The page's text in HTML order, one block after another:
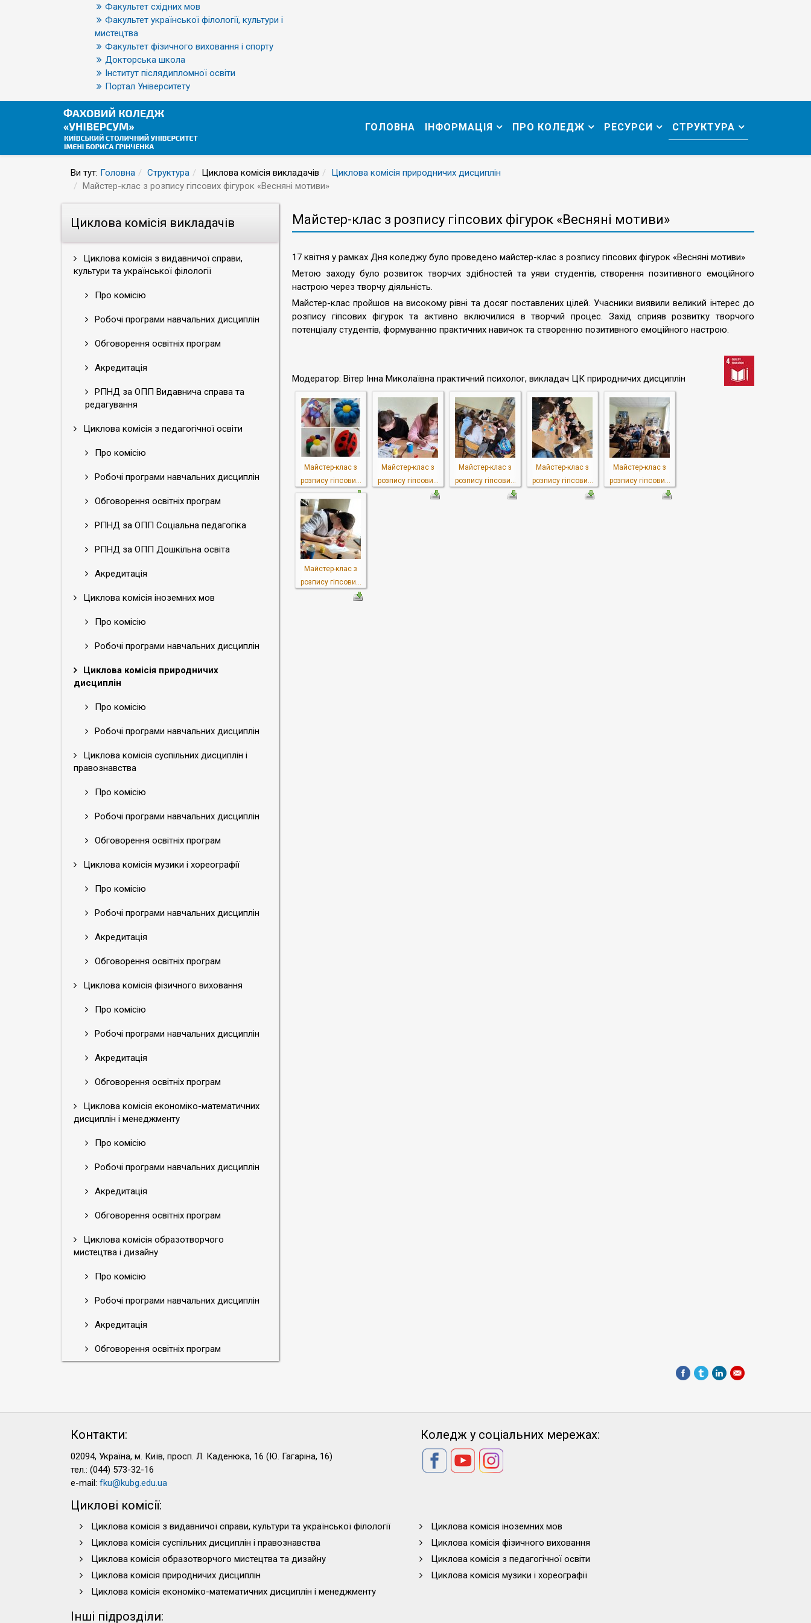
Факультет східних мов
Факультет української філології, культури і
мистецтва
Факультет фізичного виховання і спорту
Докторська школа
Інститут післядипломної освіти
Портал Університету
ГОЛОВНА ІНФОРМАЦІЯ ПРО КОЛЕДЖ РЕСУРСИ СТРУКТУРА
Ви тут: Головна Структура Циклова комісія викладачів
Циклова комісія природничих дисциплін
Майстер-клас з розпису гіпсових фігурок «Весняні мотиви»
Циклова комісія викладачів
Циклова комісія з видавничої справи,
культури та української філології
Про комісію
Робочі програми навчальних дисциплін
Обговорення освітніх програм
Акредитація
РПНД за ОПП Видавнича справа та
редагування
Циклова комісія з педагогічної освіти
Про комісію
Робочі програми навчальних дисциплін
Обговорення освітніх програм
РПНД за ОПП Соціальна педагогіка
РПНД за ОПП Дошкільна освіта
Акредитація
Циклова комісія іноземних мов
Про комісію
Робочі програми навчальних дисциплін
Циклова комісія природничих
дисциплін
Про комісію
Робочі програми навчальних дисциплін
Циклова комісія суспільних дисциплін і
правознавства
Про комісію
Робочі програми навчальних дисциплін
Обговорення освітніх програм
Циклова комісія музики і хореографії
Про комісію
Робочі програми навчальних дисциплін
Акредитація
Обговорення освітніх програм
Циклова комісія фізичного виховання
Про комісію
Робочі програми навчальних дисциплін
Акредитація
Обговорення освітніх програм
Циклова комісія економіко-математичних
дисциплін і менеджменту
Про комісію
Робочі програми навчальних дисциплін
Акредитація
Обговорення освітніх програм
Циклова комісія образотворчого
мистецтва і дизайну
Про комісію
Робочі програми навчальних дисциплін
Акредитація
Обговорення освітніх програм
Майстер-клас з розпису гіпсових фігурок «Весняні мотиви»
17 квітня у рамках Дня коледжу було проведено майстер-клас з розпису гіпсових фігурок «Весняні мотиви»
Метою заходу було розвиток творчих здібностей та уяви студентів, створення позитивного емоційного
настрою через творчу діяльність.
Майстер-клас пройшов на високому рівні та досяг поставлених цілей. Учасники виявили великий інтерес до
розпису гіпсових фігурок та активно включилися в творчий процес. Захід сприяв розвитку творчого
потенціалу студентів, формуванню практичних навичок та створенню позитивного емоційного настрою.
Модератор: Вітер Інна Миколаївна практичний психолог, викладач ЦК природничих дисциплін
Майстер-клас з
розпису гіпсови...
Майстер-клас з
розпису гіпсови...
Майстер-клас з
розпису гіпсови...
Майстер-клас з
розпису гіпсови...
Майстер-клас з
розпису гіпсови...
Майстер-клас з
розпису гіпсови...
Контакти:
02094, Україна, м. Київ, просп. Л. Каденюка, 16 (Ю. Гагаріна, 16)
тел.: (044) 573-32-16
e-mail: fku@kubg.edu.ua
Коледж у соціальних мережах:
Циклові комісії:
Циклова комісія з видавничої справи, культури та української філології
Циклова комісія іноземних мов
Циклова комісія суспільних дисциплін і правознавства
Циклова комісія фізичного виховання
Циклова комісія образотворчого мистецтва та дизайну
Циклова комісія з педагогічної освіти
Циклова комісія природничих дисциплін
Циклова комісія музики і хореографії
Циклова комісія економіко-математичних дисциплін і менеджменту
Інші підрозділи: